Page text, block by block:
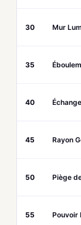
30 Mur
35
40 Échange
45 Rayon
50 Piège
55 Pouvoir